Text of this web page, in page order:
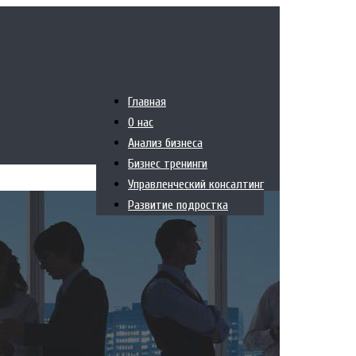
Главная
О нас
Анализ бизнеса
Бизнес тренинги
Управленческий консалтинг
Развитие подростка